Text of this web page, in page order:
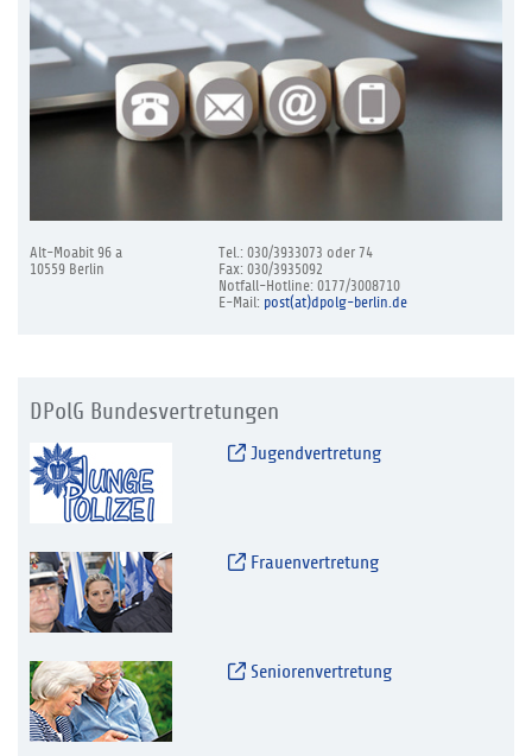
Alt-Moabit 96 a
10559 Berlin
Tel.: 030/3933073 oder 74
Fax: 030/3935092
Notfall-Hotline: 0177/3008710
E-Mail: post(at)dpolg-berlin.de
DPolG Bundesvertretungen
Jugendvertretung
Frauenvertretung
Seniorenvertretung